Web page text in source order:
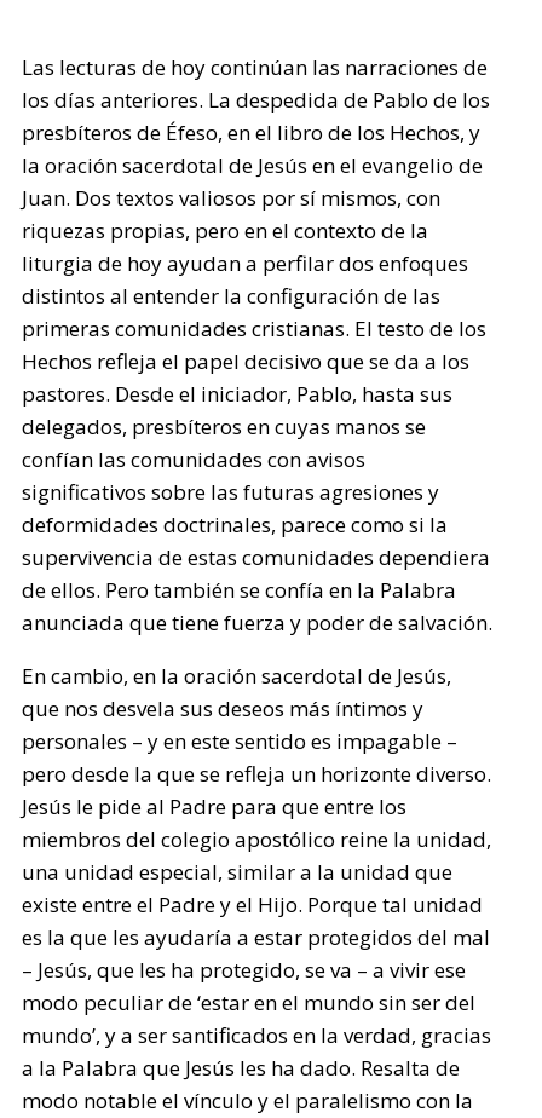
Las lecturas de hoy continúan las narraciones de
los días anteriores. La despedida de Pablo de los
presbíteros de Éfeso, en el libro de los Hechos, y
la oración sacerdotal de Jesús en el evangelio de
Juan. Dos textos valiosos por sí mismos, con
riquezas propias, pero en el contexto de la
liturgia de hoy ayudan a perfilar dos enfoques
distintos al entender la configuración de las
primeras comunidades cristianas. El testo de los
Hechos refleja el papel decisivo que se da a los
pastores. Desde el iniciador, Pablo, hasta sus
delegados, presbíteros en cuyas manos se
confían las comunidades con avisos
significativos sobre las futuras agresiones y
deformidades doctrinales, parece como si la
supervivencia de estas comunidades dependiera
de ellos. Pero también se confía en la Palabra
anunciada que tiene fuerza y poder de salvación.
En cambio, en la oración sacerdotal de Jesús,
que nos desvela sus deseos más íntimos y
personales – y en este sentido es impagable –
pero desde la que se refleja un horizonte diverso.
Jesús le pide al Padre para que entre los
miembros del colegio apostólico reine la unidad,
una unidad especial, similar a la unidad que
existe entre el Padre y el Hijo. Porque tal unidad
es la que les ayudaría a estar protegidos del mal
– Jesús, que les ha protegido, se va – a vivir ese
modo peculiar de ‘estar en el mundo sin ser del
mundo’, y a ser santificados en la verdad, gracias
a la Palabra que Jesús les ha dado. Resalta de
modo notable el vínculo y el paralelismo con la